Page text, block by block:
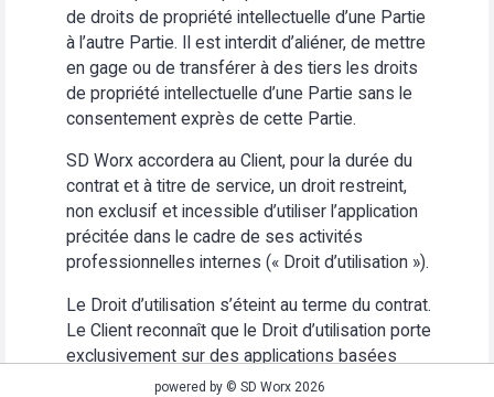
de droits de propriété intellectuelle d’une Partie
à l’autre Partie. Il est interdit d’aliéner, de mettre
en gage ou de transférer à des tiers les droits
de propriété intellectuelle d’une Partie sans le
consentement exprès de cette Partie.
SD Worx accordera au Client, pour la durée du
contrat et à titre de service, un droit restreint,
non exclusif et incessible d’utiliser l’application
précitée dans le cadre de ses activités
professionnelles internes (« Droit d’utilisation »).
Le Droit d’utilisation s’éteint au terme du contrat.
Le Client reconnaît que le Droit d’utilisation porte
exclusivement sur des applications basées
Web. Le Client s’abstiendra (i) d’utiliser
powered by © SD Worx 2026